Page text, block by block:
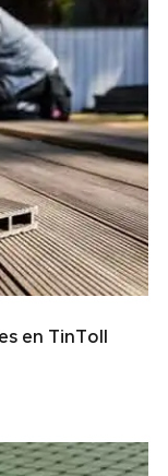
en TinToll